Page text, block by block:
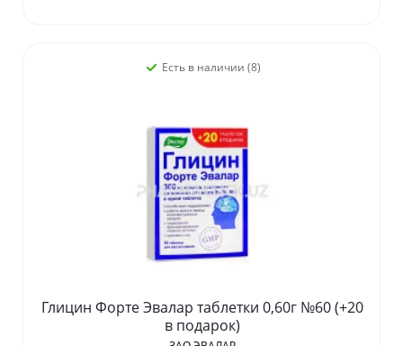
Есть в наличии (8)
Глицин Форте Эвалар таблетки 0,60г №60 (+20
в подарок)